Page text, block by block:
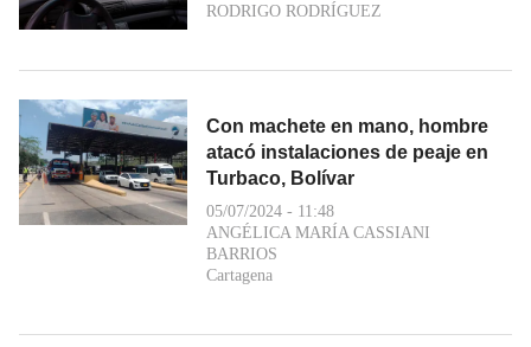
RODRIGO RODRÍGUEZ
Con machete en mano, hombre
atacó instalaciones de peaje en
Turbaco, Bolívar
05/07/2024 - 11:48
ANGÉLICA MARÍA CASSIANI
BARRIOS
Cartagena